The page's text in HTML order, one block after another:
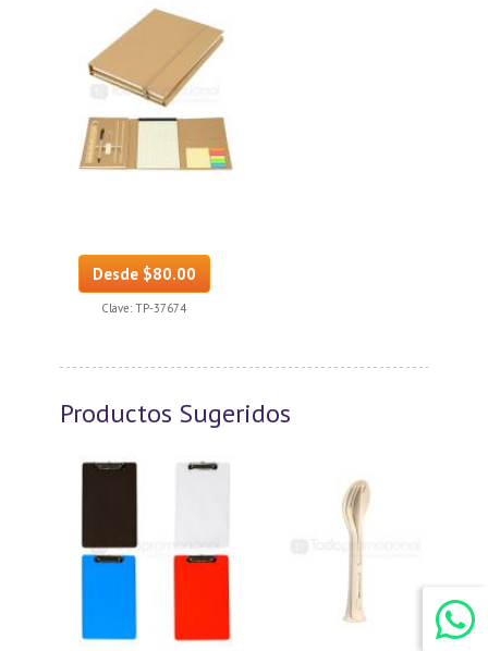
Desde $80.00
Clave: TP-37674
Productos Sugeridos